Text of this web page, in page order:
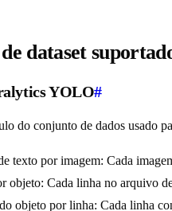
dataset
YOLO#
do conjunto de dados usado
texto por imagem: Cada
objeto: Cada linha no arquivo
objeto por linha: Cada linha